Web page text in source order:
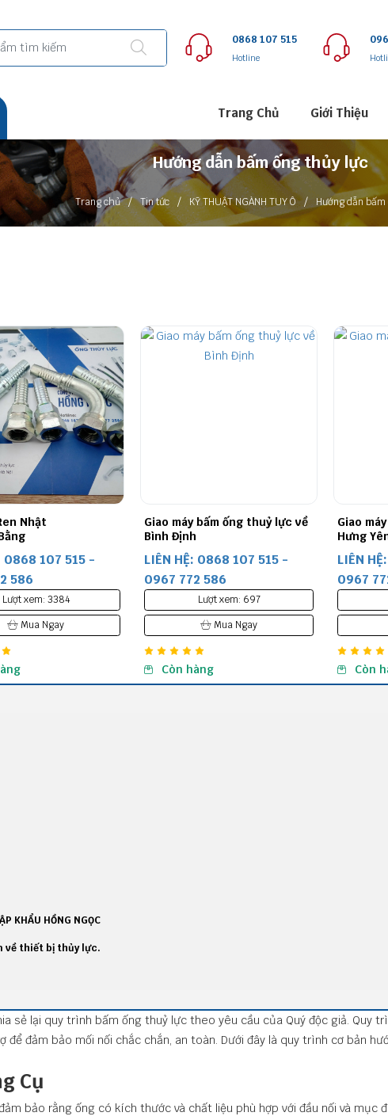
0868 107 515
Hotline
Trang Chủ Giới Thiệu
Hướng dẫn bấm ống thủy lực
Trang chủ / Tin tức / KỸ THUẬT NGÀNH TUY Ô / Hướng dẫn
Giao máy bấm ống thuỷ lực về
LIÊN HỆ: 0868 107 515 -
Giao máy bấm ống thuỷ lực
LIÊN HỆ: 0868 107 515 -
KHẨU HỒNG NGỌC
về thiết bị thủy lực.
sẻ lại quy trình bấm ống thuỷ lực theo yêu cầu của Quý độc giả. Quy
đảm bảo mối nối chắc chắn, an toàn. Dưới đây là quy trình cơ bản
Cụ
bảo rằng ống có kích thước và chất liệu phù hợp với đầu nối và mục